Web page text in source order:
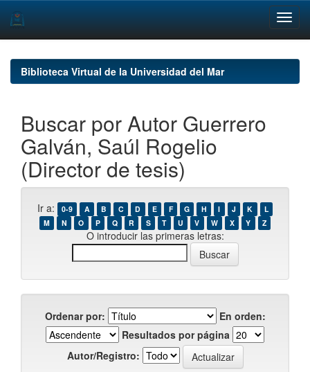
navigationBiblioteca Virtual de la Universidad del Mar
Buscar por Autor Guerrero
Galván, Saúl Rogelio
(Director de tesis)
Ir a: 0-9 A B C D E F G H I J K
L
M
N O P Q R S T U V W X Y Z
O introducir las primeras letras:
Ordenar por:
En orden:
Resultados por página
Autor/Registro: